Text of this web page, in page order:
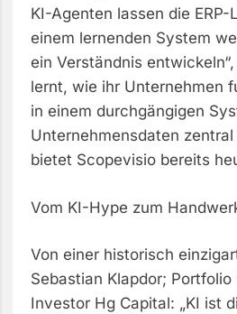
KI-Agenten lassen die
einem lernenden System
ein Verständnis
lernt, wie ihr Unternehmen
in einem durchgängigen
Unternehmensdaten
bietet Scopevisio bereits
Vom KI-Hype zum
Von einer historisch
Sebastian Klapdor;
Investor Hg Capital: „KI ist